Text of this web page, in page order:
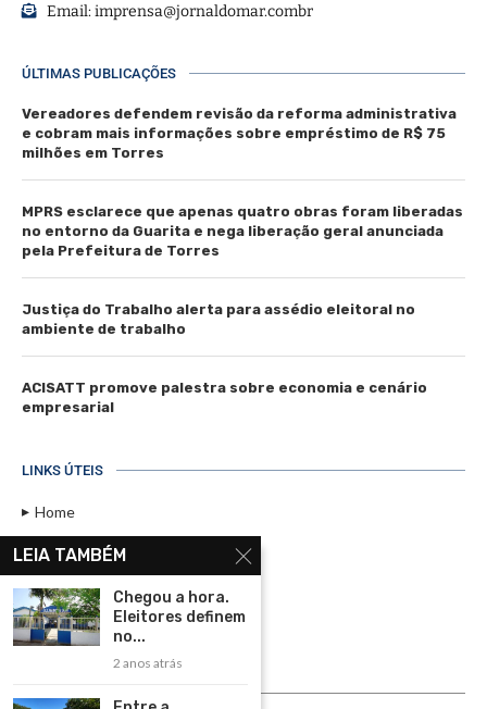
Email:imprensa@jornaldomar.combr
ÚLTIMAS PUBLICAÇÕES
Vereadores defendem revisão da reforma administrativa
e cobram mais informações sobre empréstimo de R$ 75
milhões em Torres
MPRS esclarece que apenas quatro obras foram liberadas
no entorno da Guarita e nega liberação geral anunciada
pela Prefeitura de Torres
Justiça do Trabalho alerta para assédio eleitoral no
ambiente de trabalho
ACISATT promove palestra sobre economia e cenário
empresarial
LINKS ÚTEIS
Home
Assinar
Contato
Política de Privacidade
Rádio Maristela - Ao Vivo
LEIA TAMBÉM
Chegou a hora.
Eleitores definem
no...
2 anos atrás